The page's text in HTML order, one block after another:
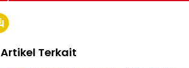
Artikel Terkait